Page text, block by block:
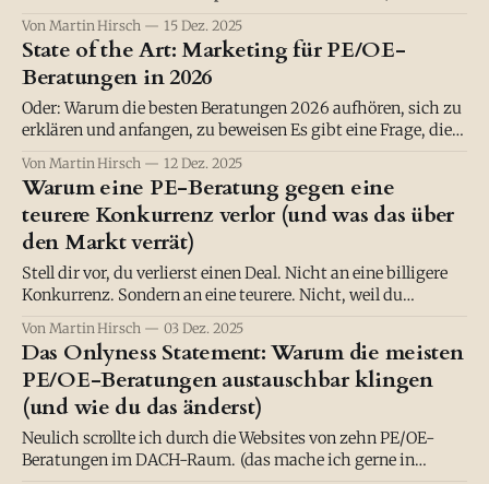
schreiben über Agilität. Das sollten wir auch machen." Mal
nach rechts: "Die bieten jetzt KI-Beratung an. Vielleicht
sollten wir das auch?
Von Martin Hirsch 15 Dez. 2025
State of the Art: Marketing für PE/OE-
Beratungen in 2026
Oder: Warum die besten Beratungen 2026 aufhören, sich zu
erklären und anfangen, zu beweisen Es gibt eine Frage, die
gestellt habe: „Wenn ein CFO dich fragt, warum er 150.000 €
in eure Führungskräfteentwicklung stecken soll was sagst
du ihm?"
Von Martin Hirsch 12 Dez. 2025
Warum eine PE-Beratung gegen eine
teurere Konkurrenz verlor (und was das über
den Markt verrät)
Stell dir vor, du verlierst einen Deal. Nicht an eine billigere
Konkurrenz. Sondern an eine teurere. Nicht, weil du
sagte: "Die anderen wussten einfach klarer, wofür sie
stehen." Das tut erstmals weh. Echtheit ist der neue
Competitive Advantage 51%
Von Martin Hirsch 03 Dez. 2025
Das Onlyness Statement: Warum die meisten
PE/OE-Beratungen austauschbar klingen
(und wie du das änderst)
Neulich scrollte ich durch die Websites von zehn PE/OE-
Beratungen im DACH-Raum. (das mache ich gerne in